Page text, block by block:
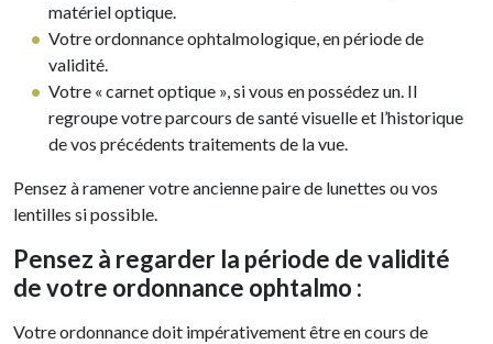
matériel optique.
Votre ordonnance ophtalmologique, en période de
validité.
Votre « carnet optique », si vous en possédez un. Il
regroupe votre parcours de santé visuelle et l’historique
de vos précédents traitements de la vue.
Pensez à ramener votre ancienne paire de lunettes ou vos
lentilles si possible.
Pensez à regarder la période de validité
de votre ordonnance ophtalmo :
Votre ordonnance doit impérativement être en cours de